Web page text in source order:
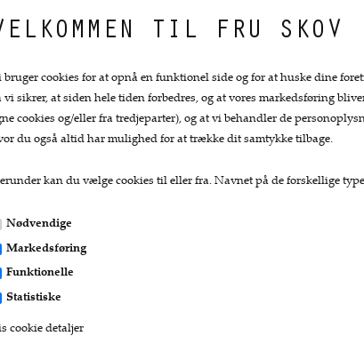
TIL FRU SKOV
bruger cookies for at opnå en funktionel side og for at huske dine
vi sikrer, at siden hele tiden forbedres, og at vores markedsføring
cookies og/eller fra tredjeparter), og at vi behandler de
du også altid har mulighed for at trække dit samtykke tilbage.
kan du vælge cookies til eller fra. Navnet på de forskellige
Nødvendige
Markedsføring
Funktionelle
Statistiske
cookie detaljer
FACEBOOK